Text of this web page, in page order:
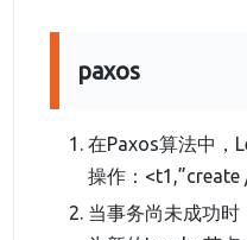
paxos
在Paxos算法中，
操作：<t1,”create
当事务尚未成功